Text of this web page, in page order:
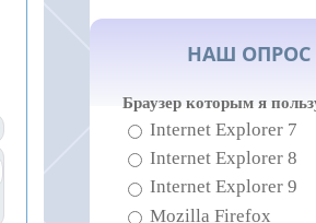
НАШ ОПРОС
Браузер которым я
Internet Explorer 7
Internet Explorer 8
Internet Explorer 9
Mozilla Firefox